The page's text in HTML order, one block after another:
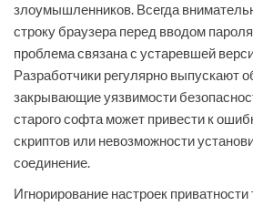
злоумышленников. Всегда
строку браузера перед вводом
проблема связана с устаревшей
Разработчики регулярно выпускают
закрывающие уязвимости
старого софта может привести к
скриптов или невозможности
соединение.
Игнорирование настроек